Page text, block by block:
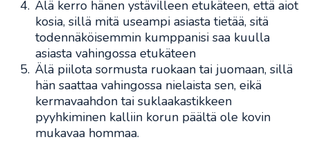
Älä kerro hänen ystävilleen etukäteen, että aiot
kosia, sillä mitä useampi asiasta tietää, sitä
todennäköisemmin kumppanisi saa kuulla
asiasta vahingossa etukäteen
Älä piilota sormusta ruokaan tai juomaan, sillä
hän saattaa vahingossa nielaista sen, eikä
kermavaahdon tai suklaakastikkeen
pyyhkiminen kalliin korun päältä ole kovin
mukavaa hommaa.